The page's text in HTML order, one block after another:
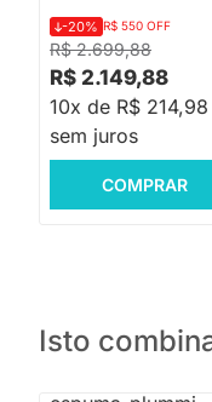
R$ 2.699,88
-20% R$ 550 OFF
R$ 2.149,88
10x de R$ 214,98
sem juros
COMPRAR
Isto